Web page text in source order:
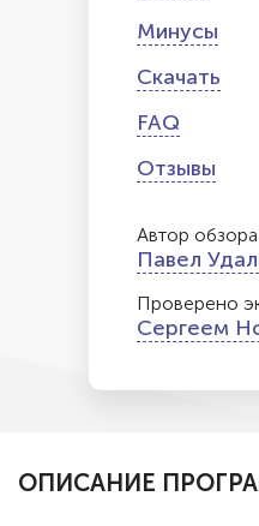
Минусы
Скачать
FAQ
Отзывы
Автор
Павел
Проверено
Сергеем
ОПИСАНИЕ